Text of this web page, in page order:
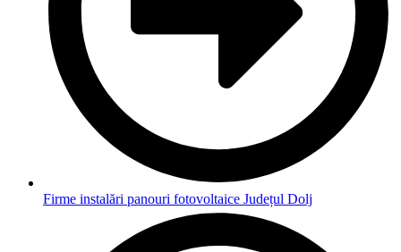
Firme instalări panouri fotovoltaice Județul Dolj